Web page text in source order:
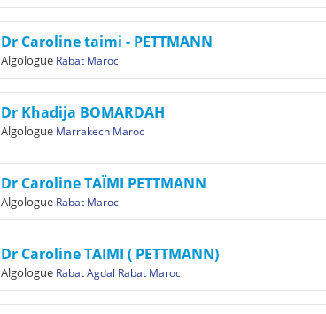
Dr Caroline taimi - PETTMANN
Algologue Rabat Maroc
Dr Khadija BOMARDAH
Algologue Marrakech Maroc
Dr Caroline TAÏMI PETTMANN
Algologue Rabat Maroc
Dr Caroline TAIMI ( PETTMANN)
Algologue Rabat Agdal Rabat Maroc